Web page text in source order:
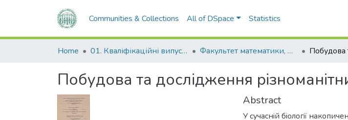
Communities & Collections All of DSpace Statistics
Home 01. Кваліфікаційні випускні роботи здобувачів вищої освіти Факультет математики, фізики та інформаційних технологій
Побудова та дослідження
Abstract
У сучаснiй бiологiї